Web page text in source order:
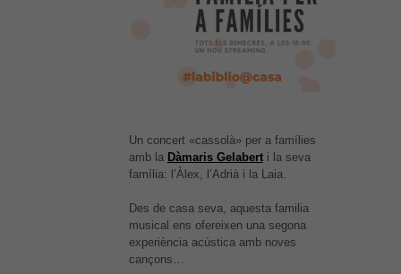
Un concert «cassolà» per a famílies
amb la Dàmaris Gelaberti la seva
família: l’Àlex, l’Adrià i la Laia.
Des de casa seva, aquesta familia
musical ens ofereixen una segona
experiència acústica amb noves
cançons…
És possible que la vostra
configuració us impedeixi veure
aquest contingut. El més probable
és que tinguis l'experiència